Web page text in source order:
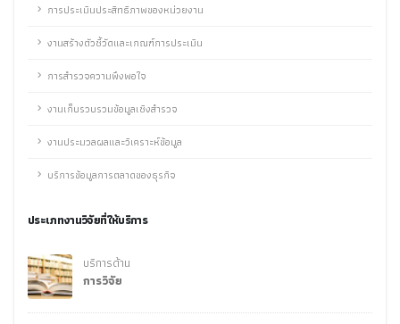
การประเมินประสิทธิภาพของหน่วยงาน
งานสร้างตัวชี้วัดและเกณฑ์การประเมิน
การสำรวจความพึงพอใจ
งานเก็บรวบรวมข้อมูลเชิงสำรวจ
งานประมวลผลและวิเคราะห์ข้อมูล
บริการข้อมูลการตลาดของธุรกิจ
ประเภทงานวิจัยที่ให้บริการ
บริการด้าน
การวิจัย